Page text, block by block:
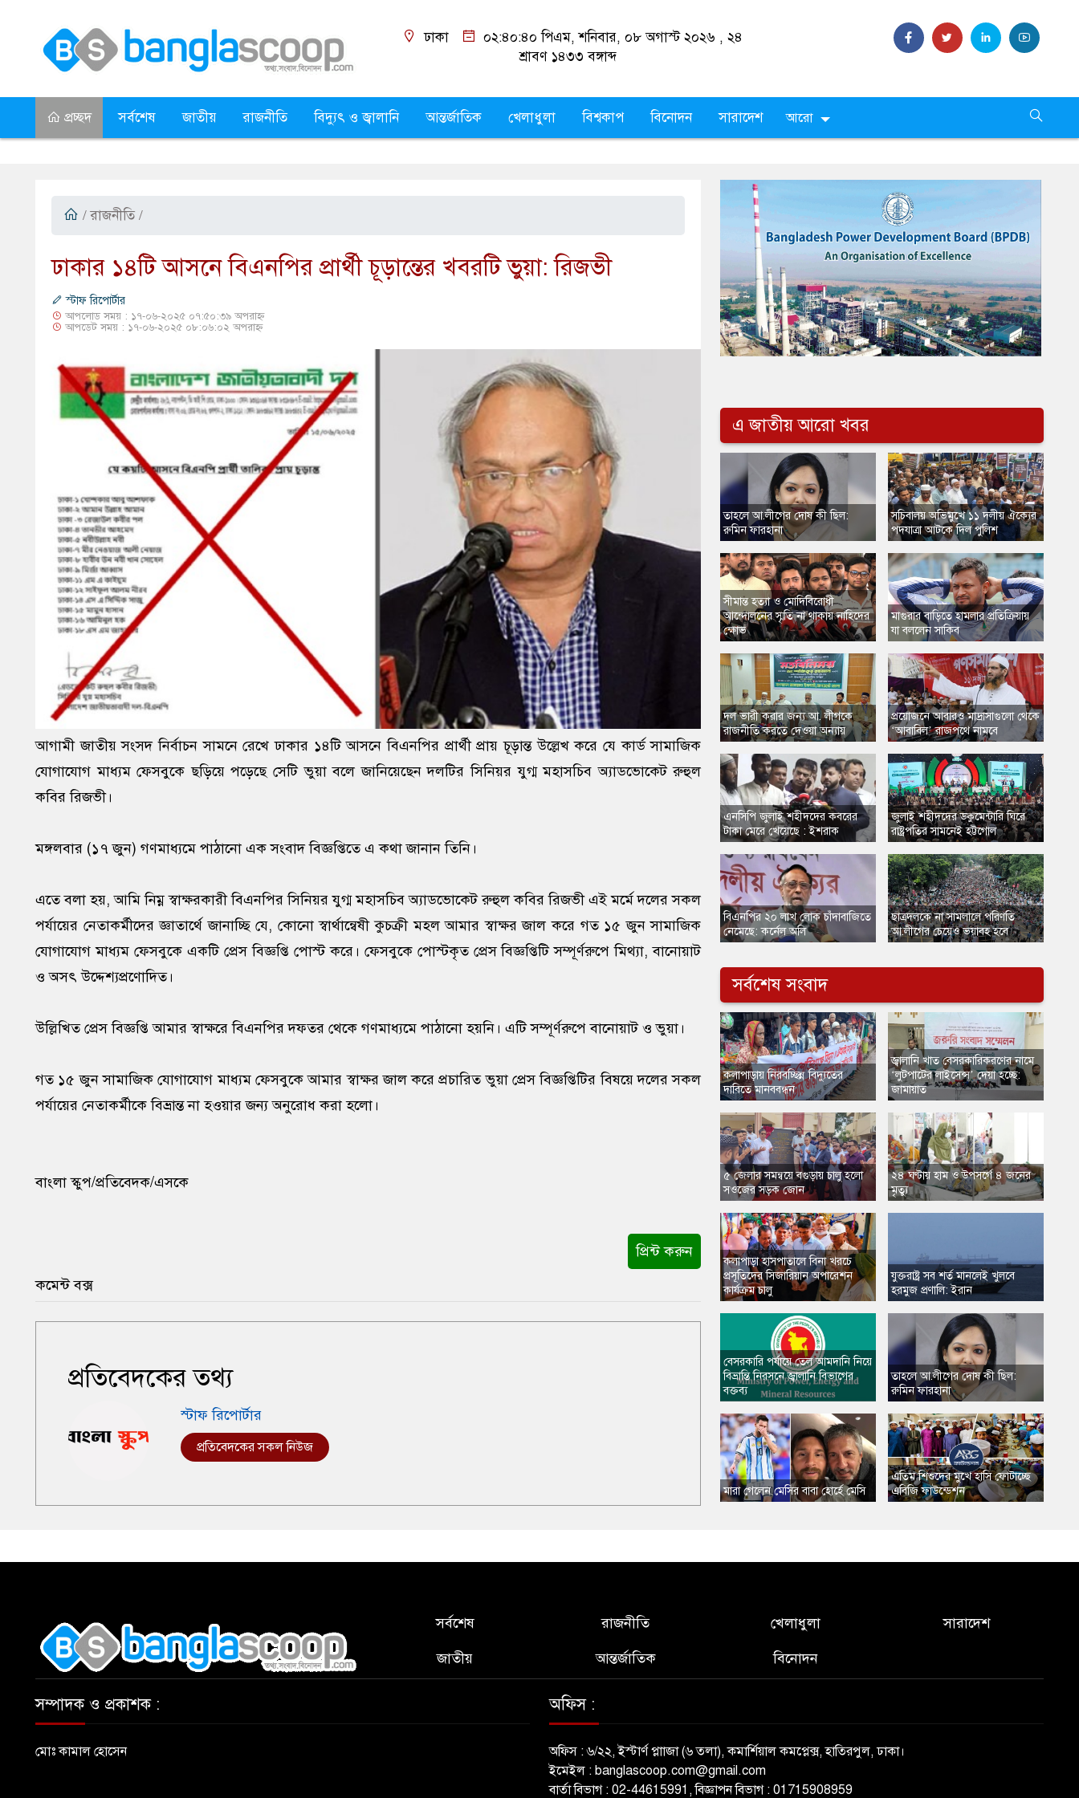
ঢাকা ০২:৪০:৪১ পিএম, শনিবার, ০৮ অগাস্ট ২০২৬ ,২৪ শ্রাবণ
১৪৩৩বঙ্গাব্দ
প্রচ্ছদ সর্বশেষ জাতীয় রাজনীতি বিদ্যুৎ ও জ্বালানি আন্তর্জাতিক খেলাধুলা বিশ্বকাপ বিনোদন সারাদেশ আরো
/ রাজনীতি /
​ঢাকার ১৪টি আসনে বিএনপির প্রার্থী চূড়ান্তের খবরটি ভুয়া: রিজভী
স্টাফ রিপোর্টার
আপলোড সময় : ১৭-০৬-২০২৫ ০৭:৫০:৩৯ অপরাহ্ন
আপডেট সময় : ১৭-০৬-২০২৫ ০৮:০৬:০২ অপরাহ্ন
আগামী জাতীয় সংসদ নির্বাচন সামনে রেখে ঢাকার ১৪টি আসনে বিএনপির প্রার্থী প্রায় চূড়ান্ত উল্লেখ করে যে কার্ড সামাজিক
যোগাযোগ মাধ্যম ফেসবুকে ছড়িয়ে পড়েছে সেটি ভুয়া বলে জানিয়েছেন দলটির সিনিয়র যুগ্ম মহাসচিব অ্যাডভোকেট রুহুল
কবির রিজভী।
মঙ্গলবার (১৭ জুন) গণমাধ্যমে পাঠানো এক সংবাদ বিজ্ঞপ্তিতে এ কথা জানান তিনি।
এতে বলা হয়, আমি নিম্ন স্বাক্ষরকারী বিএনপির সিনিয়র যুগ্ম মহাসচিব অ্যাডভোকেট রুহুল কবির রিজভী এই মর্মে দলের সকল
পর্যায়ের নেতাকর্মীদের জ্ঞাতার্থে জানাচ্ছি যে, কোনো স্বার্থান্বেষী কুচক্রী মহল আমার স্বাক্ষর জাল করে গত ১৫ জুন সামাজিক
যোগাযোগ মাধ্যম ফেসবুকে একটি প্রেস বিজ্ঞপ্তি পোস্ট করে। ফেসবুকে পোস্টকৃত প্রেস বিজ্ঞপ্তিটি সম্পূর্ণরুপে মিথ্যা, বানোয়াট
ও অসৎ উদ্দেশ্যপ্রণোদিত।
উল্লিখিত প্রেস বিজ্ঞপ্তি আমার স্বাক্ষরে বিএনপির দফতর থেকে গণমাধ্যমে পাঠানো হয়নি। এটি সম্পূর্ণরুপে বানোয়াট ও ভুয়া।
গত ১৫ জুন সামাজিক যোগাযোগ মাধ্যম ফেসবুকে আমার স্বাক্ষর জাল করে প্রচারিত ভুয়া প্রেস বিজ্ঞপ্তিটির বিষয়ে দলের সকল
পর্যায়ের নেতাকর্মীকে বিভ্রান্ত না হওয়ার জন্য অনুরোধ করা হলো।
বাংলা স্কুপ/প্রতিবেদক/এসকে
প্রিন্ট করুন
কমেন্ট বক্স
প্রতিবেদকের তথ্য
স্টাফ রিপোর্টার
প্রতিবেদকের সকল নিউজ
এ জাতীয় আরো খবর
তাহলে আ.লীগের দোষ কী ছিল:
রুমিন ফারহানা
সীমান্ত হত্যা ও মোদিবিরোধী
আন্দোলনের স্মৃতি না থাকায় নাহিদের
ক্ষোভ
দল ভারী করার জন্য আ. লীগকে
রাজনীতি করতে দেওয়া অন্যায়
এনসিপি জুলাই শহীদদের কবরের
টাকা মেরে খেয়েছে : ইশরাক
​বিএনপির ২০ লাখ লোক চাঁদাবাজিতে
নেমেছে: কর্নেল অলি
সচিবালয় অভিমুখে ১১ দলীয় ঐক্যের
পদযাত্রা আটকে দিল পুলিশ
​মাগুরার বাড়িতে হামলার প্রতিক্রিয়ায়
যা বললেন সাকিব
​প্রয়োজনে আবারও মাদ্রাসাগুলো থেকে
‘আবাবিল’ রাজপথে নামবে
জুলাই শহীদদের ডকুমেন্টারি ঘিরে
রাষ্ট্রপতির সামনেই হট্টগোল
​ছাত্রদলকে না সামলালে পরিণতি
আ.লীগের চেয়েও ভয়াবহ হবে
সর্বশেষ সংবাদ
কলাপাড়ায় নিরবচ্ছিন্ন বিদ্যুতের
দাবিতে মানববন্ধন
৫ জেলার সমন্বয়ে বগুড়ায় চালু হলো
সওজের সড়ক জোন
কলাপাড়া হাসপাতালে বিনা খরচে
প্রসূতিদের সিজারিয়ান অপারেশন
কার্যক্রম চালু
বেসরকারি পর্যায়ে তেল আমদানি নিয়ে
বিভ্রান্তি নিরসনে জ্বালানি বিভাগের
বক্তব্য
মারা গেলেন মেসির বাবা হোর্হে মেসি
জ্বালানি খাত বেসরকারিকরণের নামে
‘লুটপাটের লাইসেন্স’ দেয়া হচ্ছে:
জামায়াত
২৪ ঘণ্টায় হাম ও উপসর্গে ৪ জনের
মৃত্যু
যুক্তরাষ্ট্র সব শর্ত মানলেই খুলবে
হরমুজ প্রণালি: ইরান
তাহলে আ.লীগের দোষ কী ছিল:
রুমিন ফারহানা
এতিম শিশুদের মুখে হাসি ফোটাচ্ছে
এবিজি ফাউন্ডেশন
সর্বশেষ
জাতীয়
রাজনীতি
আন্তর্জাতিক
খেলাধুলা
বিনোদন
সারাদেশ
সম্পাদক ও প্রকাশক :
মোঃ কামাল হোসেন
অফিস :
অফিস : ৬/২২, ইস্টার্ণ প্লাাজা (৬ তলা), কমার্শিয়াল কমপ্লেক্স, হাতিরপুল, ঢাকা।
ইমেইল : banglascoop.com@gmail.com
বার্তা বিভাগ : 02-44615991, বিজ্ঞাপন বিভাগ : 01715908959